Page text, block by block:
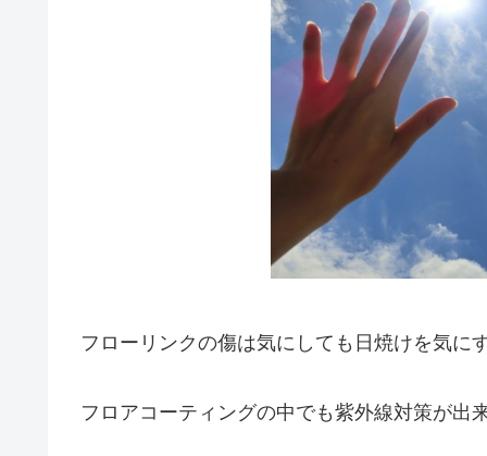
フローリンクの傷は気にしても日焼けを気に
フロアコーティングの中でも紫外線対策が出